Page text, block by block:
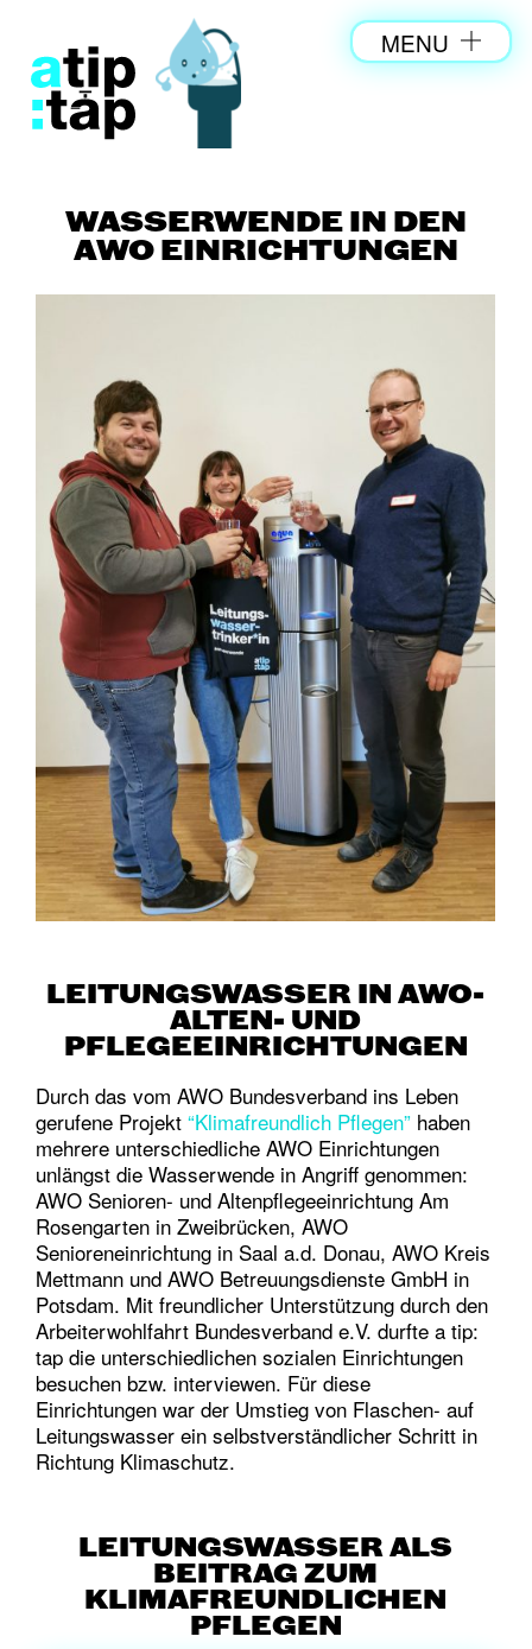
MENU
WASSERWENDE IN DEN
AWO EINRICHTUNGEN
LEITUNGSWASSER IN AWO-
ALTEN- UND
PFLEGEEINRICHTUNGEN
Durch das vom AWO Bundesverband ins Leben
gerufene Projekt“Klimafreundlich Pflegen” haben
mehrere unterschiedliche AWO Einrichtungen
unlängst die Wasserwende in Angriff genommen:
AWO Senioren- und Altenpflegeeinrichtung Am
Rosengarten in Zweibrücken, AWO
Senioreneinrichtung in Saal a.d. Donau, AWO Kreis
Mettmann und AWO Betreuungsdienste GmbH in
Potsdam. Mit freundlicher Unterstützung durch den
Arbeiterwohlfahrt Bundesverband e.V. durfte a tip:
tap die unterschiedlichen sozialen Einrichtungen
besuchen bzw. interviewen. Für diese
Einrichtungen war der Umstieg von Flaschen- auf
Leitungswasser ein selbstverständlicher Schritt in
Richtung Klimaschutz.
LEITUNGSWASSER ALS
BEITRAG ZUM
KLIMAFREUNDLICHEN
PFLEGEN